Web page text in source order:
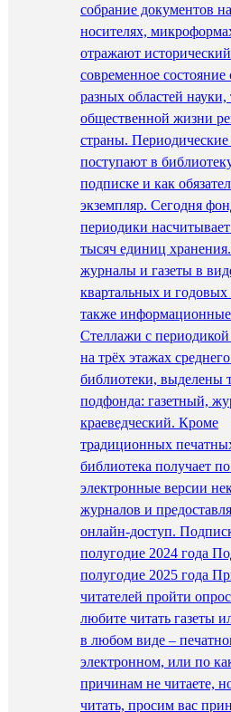
собрание документов
носителях,
отражают
современное
разных областей науки,
общественной жизни
страны. Периодические
поступают в
подписке и как
экземпляр. Сегодня
периодики
тысяч единиц
журналы и газеты в
квартальных и
также информационные
Стеллажи с
на трёх этажах
библиотеки, выделены
подфонда: газетный,
краеведческий. Кроме
традиционных
библиотека получает
электронные версии
журналов и
онлайн-доступ.
полугодие 2024 года
полугодие 2025 года
читателей пройти
любите читать газеты
в любом виде –
электронном, или по
причинам не читаете,
читать, просим вас